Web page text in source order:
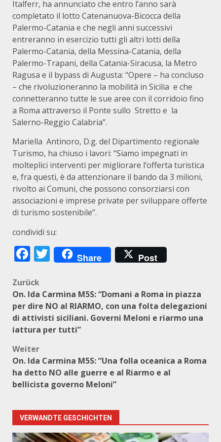
Italferr, ha annunciato che entro l’anno sarà
completato il lotto Catenanuova-Bicocca della
Palermo-Catania e che negli anni successivi
entreranno in esercizio tutti gli altri lotti della
Palermo-Catania, della Messina-Catania, della
Palermo-Trapani, della Catania-Siracusa, la Metro
Ragusa e il bypass di Augusta: “Opere – ha concluso
– che rivoluzioneranno la mobilità in Sicilia e che
connetteranno tutte le sue aree con il corridoio fino
a Roma attraverso il Ponte sullo Stretto e la
Salerno-Reggio Calabria”.
Mariella Antinoro, D.g. del Dipartimento regionale
Turismo, ha chiuso i lavori: “Siamo impegnati in
molteplici interventi per migliorare l’offerta turistica
e, fra questi, è da attenzionare il bando da 3 milioni,
rivolto ai Comuni, che possono consorziarsi con
associazioni e imprese private per sviluppare offerte
di turismo sostenibile”.
condividi su:
Facebook
Twitter
Share Post
Beitragsnavigation
Zurück
On. Ida Carmina M5S: “Domani a Roma in piazza
per dire NO al RIARMO, con una folta delegazioni
di attivisti siciliani. Governi Meloni e riarmo una
iattura per tutti”
Weiter
On. Ida Carmina M5S: “Una folla oceanica a Roma
ha detto NO alle guerre e al Riarmo e al
bellicista governo Meloni”
VERWANDTE GESCHICHTEN